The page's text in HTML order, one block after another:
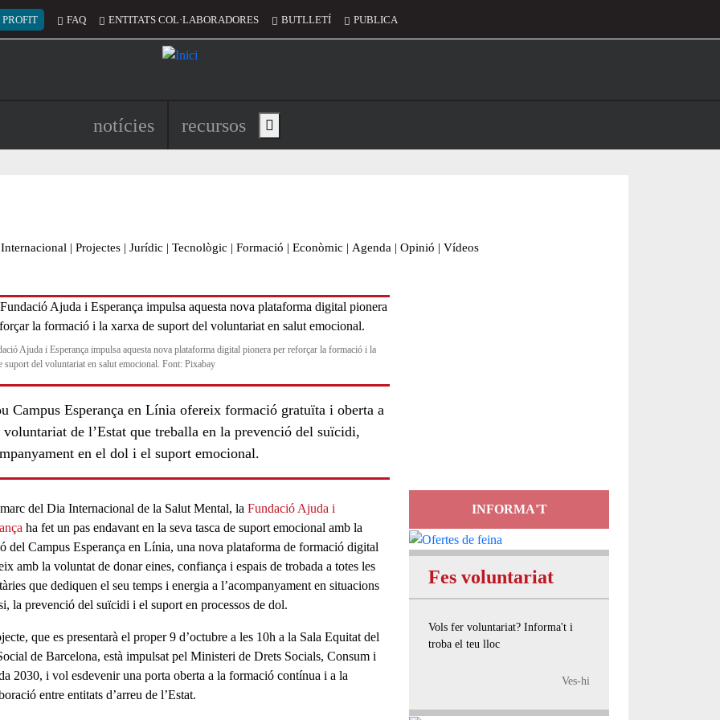
del compte d'usuari
PROFIT FAQ ENTITATS COL·LABORADORES BUTLLETÍ PUBLICA
Navegació principal de l'encapçalament
notícies recursos Show main menu
Internacional | Projectes | Jurídic | Tecnològic | Formació | Econòmic | Agenda | Opinió | Vídeos
Ajuda i Esperança impulsa aquesta nova plataforma digital pionera per reforçar la formació i la
suport del voluntariat en salut emocional. Font: Pixabay
Campus Esperança en Línia ofereix formació gratuïta i oberta a
de l’Estat que treballa en la prevenció del suïcidi,
en el dol i el suport emocional.
del Dia Internacional de la Salut Mental, la Fundació Ajuda i
ha fet un pas endavant en la seva tasca de suport emocional amb la
del Campus Esperança en Línia, una nova plataforma de formació digital
amb la voluntat de donareines, confiança i espais de trobada a totes les
que dediquen el seu temps i energia a l’acompanyament en situacions
, la prevenció del suïcidi i el suport en processos de dol.
que es presentarà el proper9 d’octubre a les 10h a la Sala Equitat del
de Barcelona, està impulsat pel Ministeri de Drets Socials, Consum i
2030, i vol esdevenir una porta oberta a la formació contínua i a la
entre entitats d’arreu de l’Estat.
INFORMA'T
Fes voluntariat
Vols fer voluntariat? Informa't i
troba el teu lloc
Ves-hi